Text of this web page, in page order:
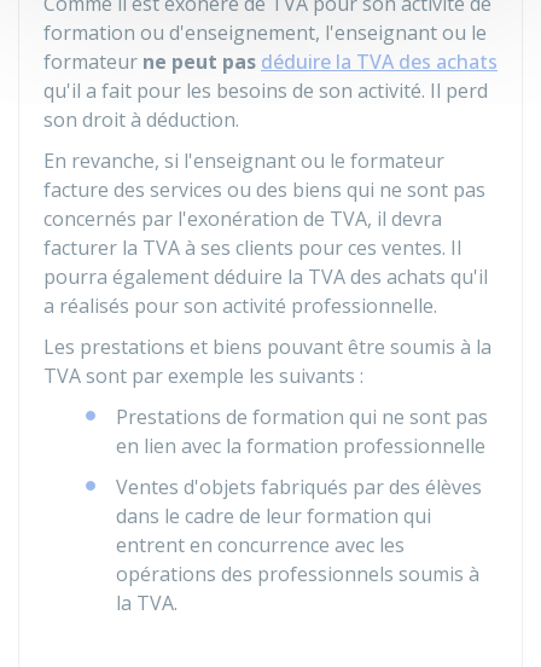
formation ou d'enseignement, l'enseignant ou le
formateur ne peut pas déduire la TVA des achats
qu'il a fait pour les besoins de son activité. Il perd
son droit à déduction.
En revanche, si l'enseignant ou le formateur
facture des services ou des biens qui ne sont pas
concernés par l'exonération de TVA, il devra
facturer la TVA à ses clients pour ces ventes. Il
pourra également déduire la TVA des achats qu'il
a réalisés pour son activité professionnelle.
Les prestations et biens pouvant être soumis à la
TVA sont par exemple les suivants :
Prestations de formation qui ne sont pas
en lien avec la formation professionnelle
Ventes d'objets fabriqués par des élèves
dans le cadre de leur formation qui
entrent en concurrence avec les
opérations des professionnels soumis à
la TVA.